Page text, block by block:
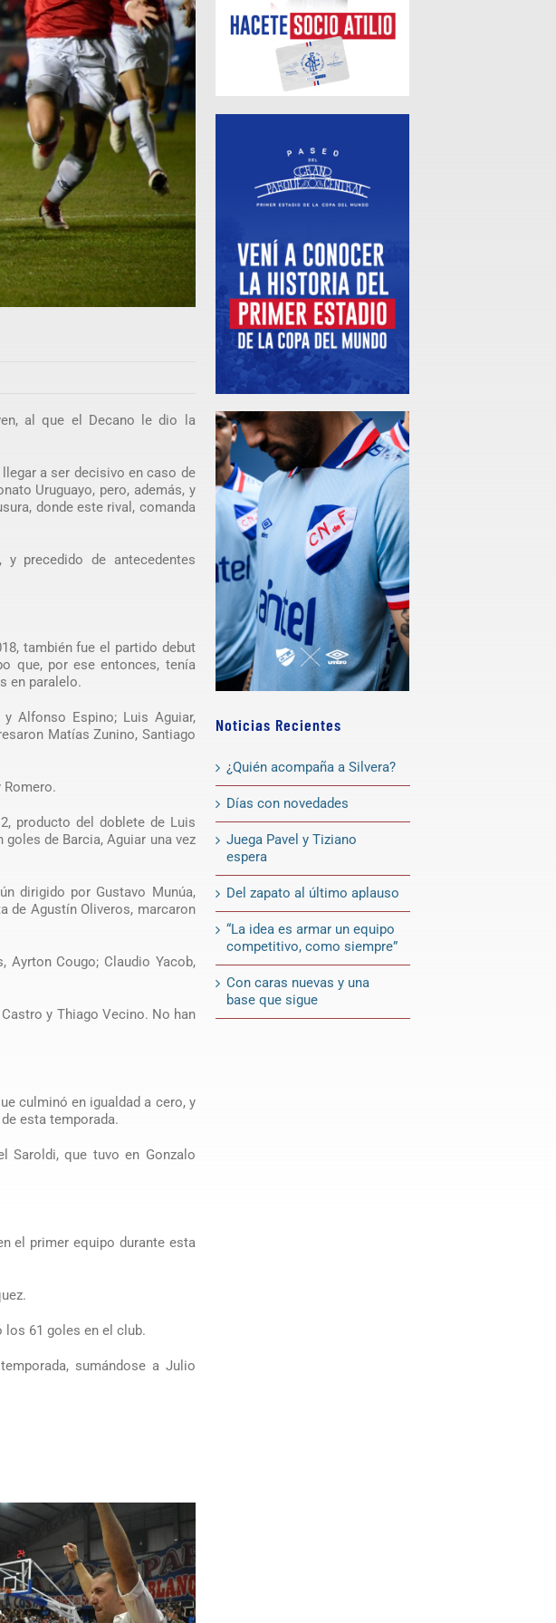
al que el Decano le dio la
a ser decisivo en caso de
Uruguayo, pero, además, y
donde este rival, comanda
precedido de antecedentes
también fue el partido debut
que, por ese entonces, tenía
en paralelo.
Alfonso Espino; Luis Aguiar,
Matías Zunino, Santiago
producto del doblete de Luis
de Barcia, Aguiar una vez
dirigido por Gustavo Munúa,
de Agustín Oliveros, marcaron
Ayrton Cougo; Claudio Yacob,
y Thiago Vecino. No han
culminó en igualdad a cero, y
esta temporada.
Saroldi, que tuvo en Gonzalo
el primer equipo durante esta
los 61 goles en el club.
sumándose a Julio
Noticias Recientes
¿Quién acompaña a Silvera?
Días con novedades
Juega Pavel y Tiziano
espera
Del zapato al último aplauso
“La idea es armar un equipo
competitivo, como siempre”
Con caras nuevas y una
base que sigue